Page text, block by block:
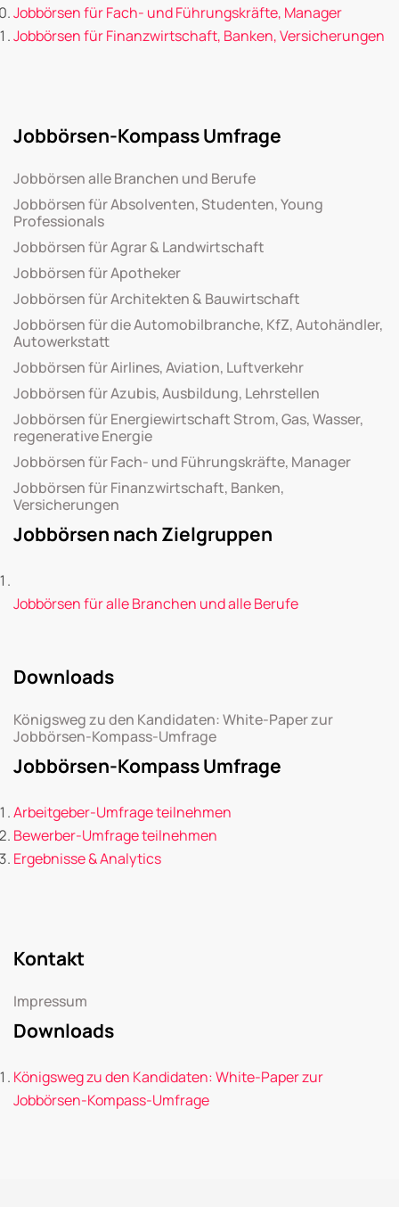
Jobbörsen für Fach- und Führungskräfte, Manager
Jobbörsen für Finanzwirtschaft, Banken, Versicherungen
Jobbörsen-Kompass Umfrage
Jobbörsen alle Branchen und Berufe
Jobbörsen für Absolventen, Studenten, Young
Professionals
Jobbörsen für Agrar & Landwirtschaft
Jobbörsen für Apotheker
Jobbörsen für Architekten & Bauwirtschaft
Jobbörsen für die Automobilbranche, KfZ, Autohändler,
Autowerkstatt
Jobbörsen für Airlines, Aviation, Luftverkehr
Jobbörsen für Azubis, Ausbildung, Lehrstellen
Jobbörsen für Energiewirtschaft Strom, Gas, Wasser,
regenerative Energie
Jobbörsen für Fach- und Führungskräfte, Manager
Jobbörsen für Finanzwirtschaft, Banken,
Versicherungen
Jobbörsen nach Zielgruppen
Jobbörsen für alle Branchen und alle Berufe
Downloads
Königsweg zu den Kandidaten: White-Paper zur
Jobbörsen-Kompass-Umfrage
Jobbörsen-Kompass Umfrage
Arbeitgeber-Umfrage teilnehmen
Bewerber-Umfrage teilnehmen
Ergebnisse & Analytics
Kontakt
Impressum
Downloads
Königsweg zu den Kandidaten: White-Paper zur
Jobbörsen-Kompass-Umfrage